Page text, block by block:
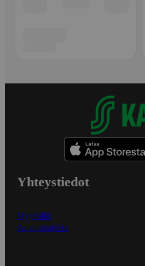
Yhteystiedot
Myymälät
Asiakaspalvelu